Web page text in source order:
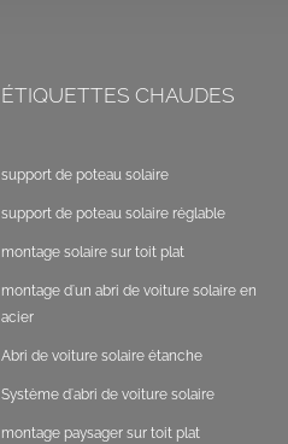
ÉTIQUETTES CHAUDES
support de poteau solaire
support de poteau solaire réglable
montage solaire sur toit plat
montage d'un abri de voiture solaire en
acier
Abri de voiture solaire étanche
Système d'abri de voiture solaire
montage paysager sur toit plat